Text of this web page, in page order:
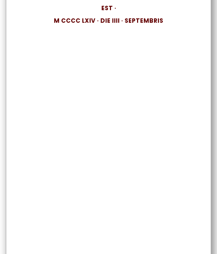
EST ·
M CCCC LXIV · DIE IIII · SEPTEMBRIS